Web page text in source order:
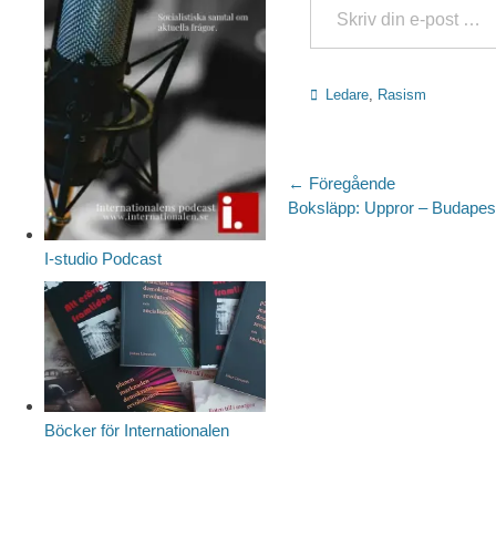
Kategorier
Ledare Rasism
← Föregående
Föregående
Boksläpp: Uppror –
I-studio Podcast
Böcker för Internationalen